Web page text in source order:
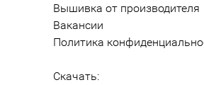
Вышивка от производителя
Вакансии
Политика
Скачать: